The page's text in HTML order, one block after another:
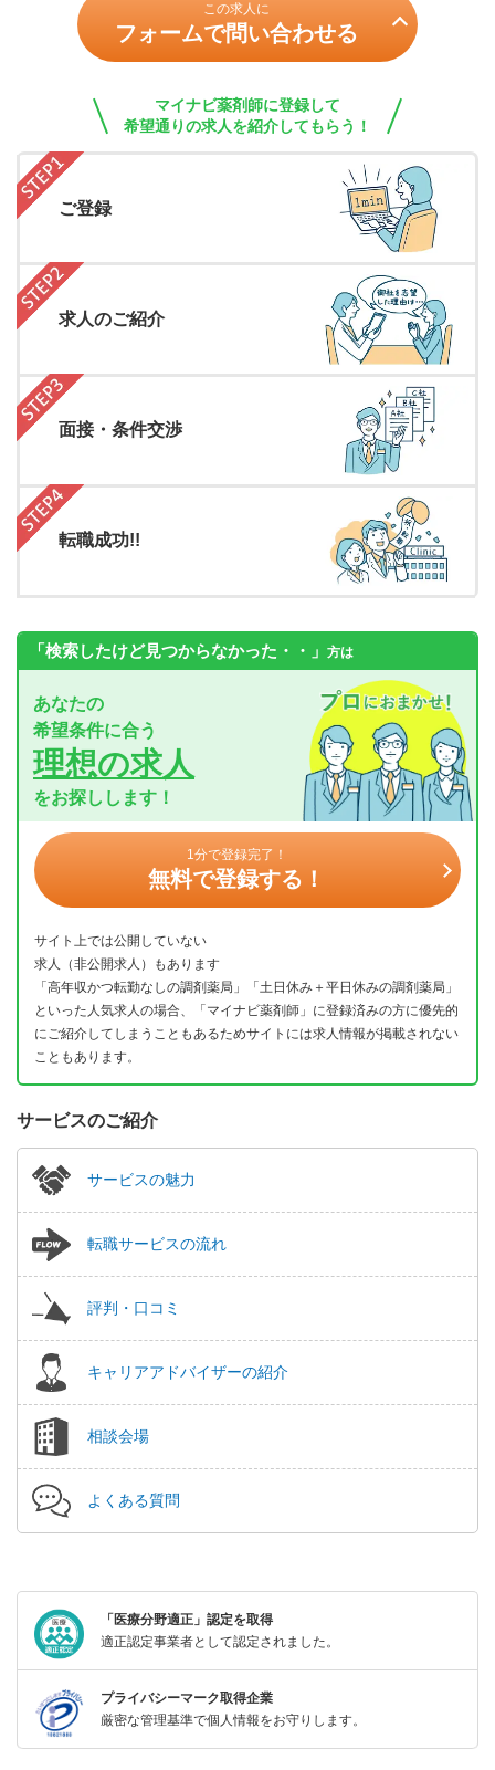
この求人に
フォームで問い合わせる
マイナビ薬剤師に登録して
希望通りの求人を紹介してもらう！
ご登録
求人のご紹介
面接・条件交渉
転職成功!!
「検索したけど見つからなかった・・」 方は
あなたの
希望条件に合う
理想の求人
をお探しします！
1分で登録完了！
無料で登録する！
サイト上では公開していない
求人（非公開求人）もあります
「高年収かつ転勤なしの調剤薬局」「土日休み＋平日休みの調剤薬局」
といった人気求人の場合、「マイナビ薬剤師」に登録済みの方に優先的
にご紹介してしまうこともあるためサイトには求人情報が掲載されない
こともあります。
サービスのご紹介
サービスの魅力
転職サービスの流れ
評判・口コミ
キャリアアドバイザーの紹介
相談会場
よくある質問
「医療分野適正」認定を取得
適正認定事業者として認定されました。
プライバシーマーク取得企業
厳密な管理基準で個人情報をお守りします。